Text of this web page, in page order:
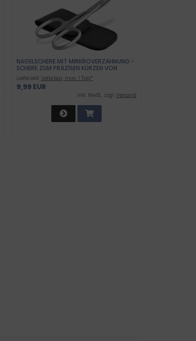
NAGELSCHERE MIT MIRKROVERZAHNUNG -
SCHERE ZUM PRÄZISEN KÜRZEN VON
FINGER- UND FUSSNÄGEL
Lieferzeit: lieferbar, max. 1 Tag*
9,99 EUR
inkl .MwSt., zzgl. Versand